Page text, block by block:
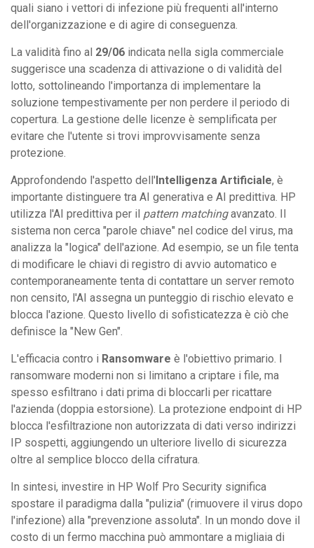
quali siano i vettori di infezione più frequenti all'interno
dell'organizzazione e di agire di conseguenza.
La validità fino al 29/06 indicata nella sigla commerciale
suggerisce una scadenza di attivazione o di validità del
lotto, sottolineando l'importanza di implementare la
soluzione tempestivamente per non perdere il periodo di
copertura. La gestione delle licenze è semplificata per
evitare che l'utente si trovi improvvisamente senza
protezione.
Approfondendo l'aspetto dell'Intelligenza Artificiale, è
importante distinguere tra AI generativa e AI predittiva. HP
utilizza l'AI predittiva per il pattern matchingavanzato. Il
sistema non cerca "parole chiave" nel codice del virus, ma
analizza la "logica" dell'azione. Ad esempio, se un file tenta
di modificare le chiavi di registro di avvio automatico e
contemporaneamente tenta di contattare un server remoto
non censito, l'AI assegna un punteggio di rischio elevato e
blocca l'azione. Questo livello di sofisticatezza è ciò che
definisce la "New Gen".
L'efficacia contro i Ransomware è l'obiettivo primario. I
ransomware moderni non si limitano a criptare i file, ma
spesso esfiltrano i dati prima di bloccarli per ricattare
l'azienda (doppia estorsione). La protezione endpoint di HP
blocca l'esfiltrazione non autorizzata di dati verso indirizzi
IP sospetti, aggiungendo un ulteriore livello di sicurezza
oltre al semplice blocco della cifratura.
In sintesi, investire in HP Wolf Pro Security significa
spostare il paradigma dalla "pulizia" (rimuovere il virus dopo
l'infezione) alla "prevenzione assoluta". In un mondo dove il
costo di un fermo macchina può ammontare a migliaia di